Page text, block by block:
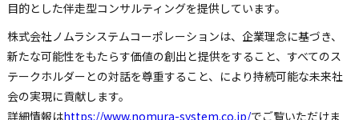
目的とした伴走型コンサルティングを提供しています。
株式会社ノムラシステムコーポレーションは、企業理念に基づき、
新たな可能性をもたらす価値の創出と提供をすること、すべてのス
テークホルダーとの対話を尊重すること、により持続可能な未来社
会の実現に貢献します。
詳細情報はhttps://www.nomura-system.co.jp/でご覧いただけま